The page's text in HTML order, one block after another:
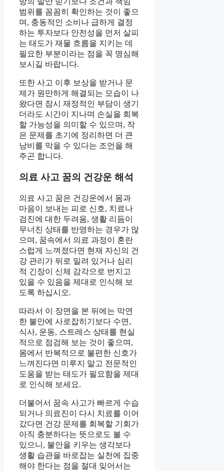
범위를 꼼꼼히 확인하는 것이 좋으
며, 충동적인 소비나 급하게 결정
하는 투자보다 안전성을 먼저 살피
는 태도가 재물 흐름을 지키는 데
필요한 부분이라는 점을 꼭 명심해
보시길 바랍니다.
또한 사고 이후 보상을 받거나 문
제가 원만하게 해결되는 모습이 나
왔다면 잠시 재정적인 부담이 생기
더라도 시간이 지나며 손실을 회복
할 가능성을 의미할 수 있으며, 작
은 문제를 초기에 정리하면 더 큰
낭비를 막을 수 있다는 조언을 해
주곤 합니다.
의료 사고 꿈의 건강운 해석
의료 사고 꿈은 건강운에서 몸과
마음이 보내는 피로 신호, 치료나
검진에 대한 두려움, 생활 리듬이
무너진 상태를 반영하는 경우가 많
으며, 꿈속에서 의료 과정이 혼란
스럽게 느껴졌다면 현재 자신의 건
강 관리가 뒤로 밀려 있거나 심리
적 긴장이 신체 감각으로 번지고
있을 수 있음을 제대로 인식해 보
도록 하십시오.
따라서 이 장면을 본 뒤에는 막연
한 불안에 사로잡히기보다 수면,
식사, 운동, 스트레스 상태를 현실
적으로 점검해 보는 것이 좋으며,
몸에서 반복적으로 불편한 신호가
느껴진다면 미루지 말고 전문적인
도움을 받는 태도가 필요함을 제대
로 인식해 보세요.
더불어서 꿈속 사고가 빠르게 수습
되거나 의료진이 다시 치료를 이어
갔다면 건강 문제를 회복할 기회가
아직 충분하다는 뜻으로도 볼 수
있으니, 불안을 키우는 생각보다
생활 습관을 바로잡는 실천에 집중
해야 한다는 점을 절대 잊어서는